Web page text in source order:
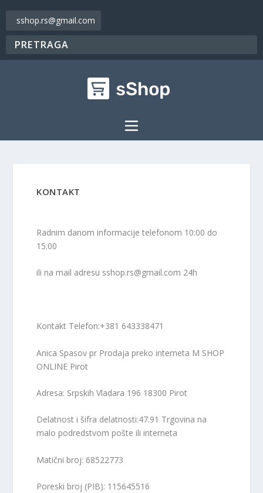
sshop.rs@gmail.com
KONTAKT
Radnim danom informacije telefonom 10:00 do
15:00
ili na mail adresu sshop.rs@gmail.com 24h
Kontakt Telefon:+381 643338471
Anica Spasov pr Prodaja preko interneta M SHOP
ONLINE Pirot
Adresa: Srpskih Vladara 196 18300 Pirot
Delatnost i šifra delatnosti:47.91 Trgovina na
malo podredstvom pošte ili interneta
Matični broj: 68522773
Poreski broj (PIB): 115645516